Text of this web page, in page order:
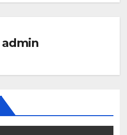
admin